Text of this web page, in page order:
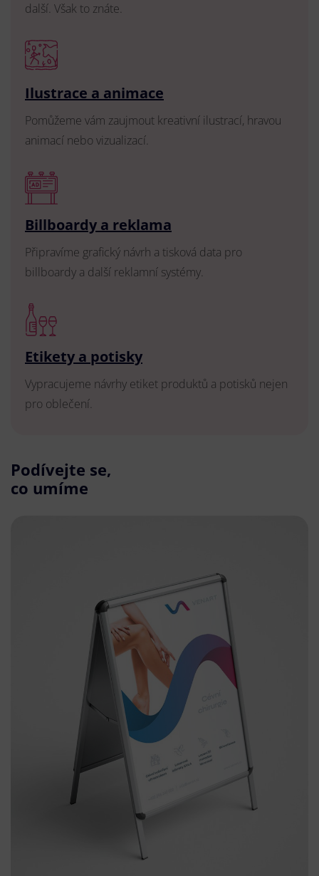
další. Však to znáte.
Ilustrace a animace
Pomůžeme vám zaujmout kreativní ilustrací, hravou
animací nebo vizualizací.
Billboardy a reklama
Připravíme grafický návrh a tisková data pro
billboardy a další reklamní systémy.
Etikety a potisky
Vypracujeme návrhy etiket produktů a potisků nejen
pro oblečení.
Podívejte se,
co umíme